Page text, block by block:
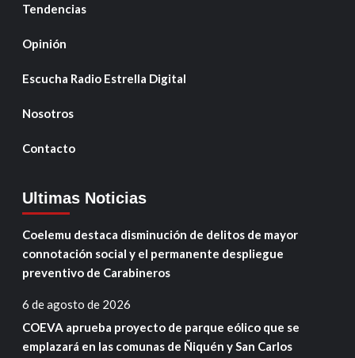
Tendencias
Opinión
Escucha Radio Estrella Digital
Nosotros
Contacto
Ultimas Noticias
Coelemu destaca disminución de delitos de mayor
connotación social y el permanente despliegue
preventivo de Carabineros
6 de agosto de 2026
COEVA aprueba proyecto de parque eólico que se
emplazará en las comunas de Ñiquén y San Carlos